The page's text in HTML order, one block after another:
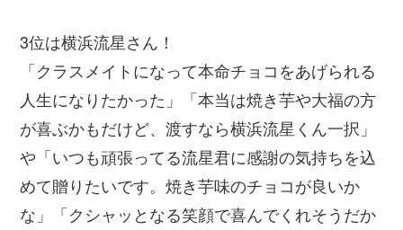
3位は横浜流星さん！
「クラスメイトになって本命チョコをあげられる
人生になりたかった」「本当は焼き芋や大福の方
が喜ぶかもだけど、渡すなら横浜流星くん一択」
や 「いつも頑張ってる流星君に感謝の気持ちを込
めて贈りたいです。焼き芋味のチョコが良いか
な」「クシャッとなる笑顔で喜んでくれそうだか